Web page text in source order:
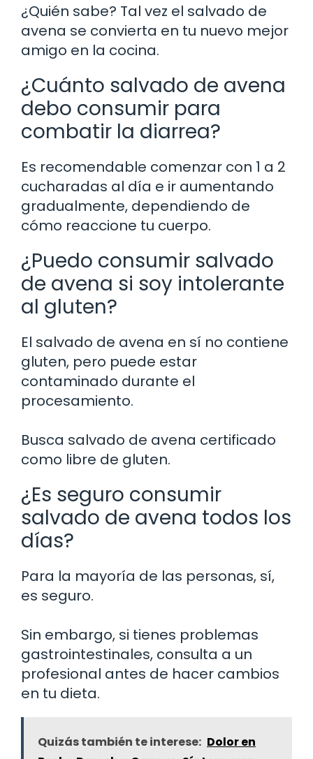
¿Quién sabe? Tal vez el salvado de
avena se convierta en tu nuevo mejor
amigo en la cocina.
¿Cuánto salvado de avena
debo consumir para
combatir la diarrea?
Es recomendable comenzar con 1 a 2
cucharadas al día e ir aumentando
gradualmente, dependiendo de
cómo reaccione tu cuerpo.
¿Puedo consumir salvado
de avena si soy intolerante
al gluten?
El salvado de avena en sí no contiene
gluten, pero puede estar
contaminado durante el
procesamiento.
Busca salvado de avena certificado
como libre de gluten.
¿Es seguro consumir
salvado de avena todos los
días?
Para la mayoría de las personas, sí,
es seguro.
Sin embargo, si tienes problemas
gastrointestinales, consulta a un
profesional antes de hacer cambios
en tu dieta.
Quizás también te interese: Dolor en